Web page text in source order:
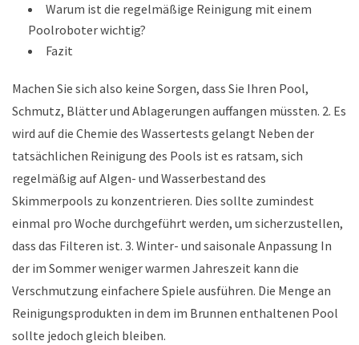
Warum ist die regelmäßige Reinigung mit einem
Poolroboter wichtig?
Fazit
Machen Sie sich also keine Sorgen, dass Sie Ihren Pool,
Schmutz, Blätter und Ablagerungen auffangen müssten. 2. Es
wird auf die Chemie des Wassertests gelangt Neben der
tatsächlichen Reinigung des Pools ist es ratsam, sich
regelmäßig auf Algen- und Wasserbestand des
Skimmerpools zu konzentrieren. Dies sollte zumindest
einmal pro Woche durchgeführt werden, um sicherzustellen,
dass das Filteren ist. 3. Winter- und saisonale Anpassung In
der im Sommer weniger warmen Jahreszeit kann die
Verschmutzung einfachere Spiele ausführen. Die Menge an
Reinigungsprodukten in dem im Brunnen enthaltenen Pool
sollte jedoch gleich bleiben.